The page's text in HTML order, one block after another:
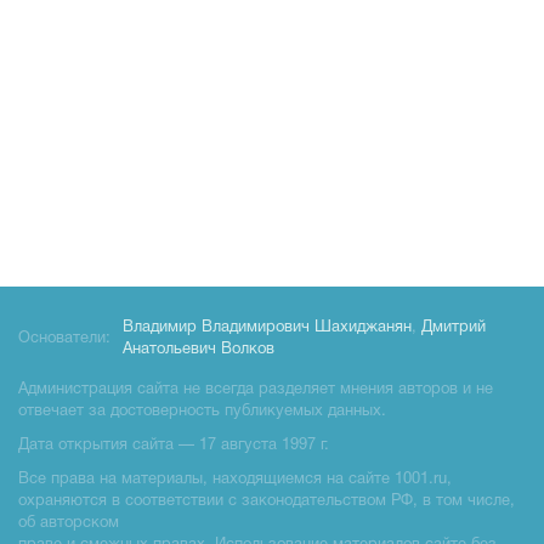
Основатели:
Владимир Владимирович Шахиджанян, Дмитрий
Анатольевич Волков
Администрация сайта не всегда разделяет мнения авторов и не
отвечает за достоверность публикуемых данных.
Дата открытия сайта — 17 августа 1997 г.
Все права на материалы, находящиемся на сайте 1001.ru,
охраняются в соответствии с законодательством РФ, в том числе,
об авторском